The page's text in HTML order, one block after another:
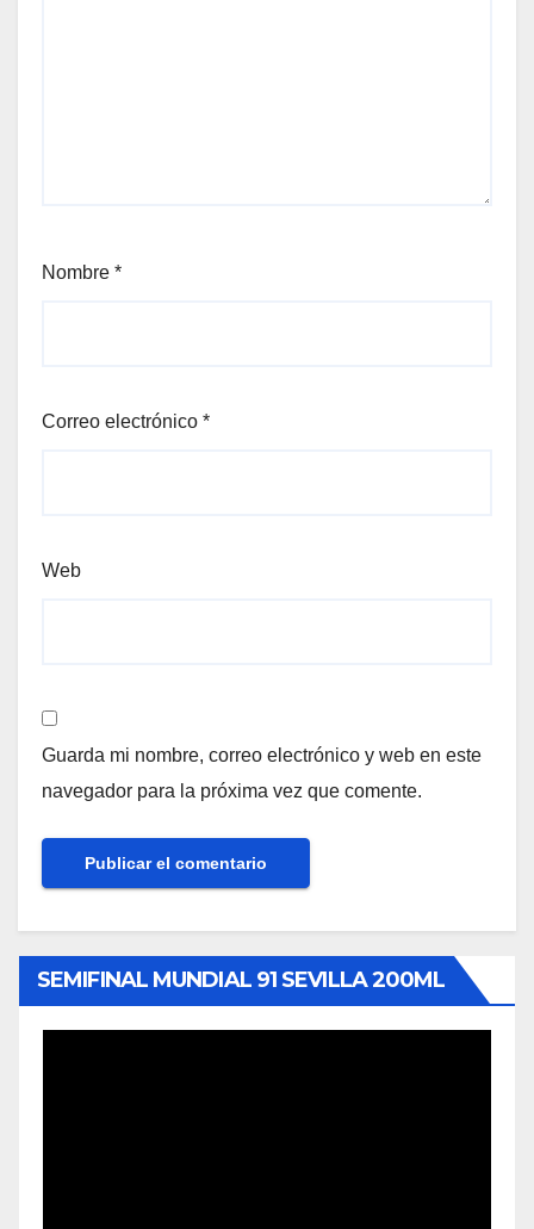
Nombre *
Correo electrónico *
Web
Guarda mi nombre, correo electrónico y web en este
navegador para la próxima vez que comente.
SEMIFINAL MUNDIAL 91 SEVILLA 200ML